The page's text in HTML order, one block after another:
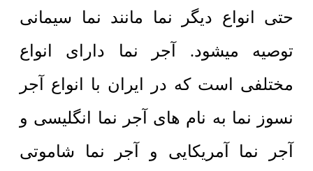
حتی انواع دیگر نما مانند نما سیمانی
توصیه میشود. آجر نما دارای انواع
مختلفی است که در ایران با انواع آجر
نسوز نما به نام های آجر نما انگلیسی و
آجر نما آمریکایی و آجر نما شاموتی